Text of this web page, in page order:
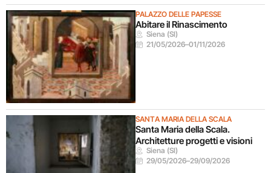
PALAZZO DELLE PAPESSE
Abitare il Rinascimento
Siena (SI)
21/05/2026–01/11/2026
SANTA MARIA DELLA SCALA
Santa Maria della Scala.
Architetture progetti e visioni
Siena (SI)
29/05/2026–29/09/2026